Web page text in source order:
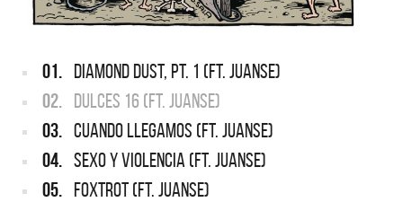
01. DIAMOND DUST, PT. 1 (FT. JUANSE)
02. DULCES 16 (FT. JUANSE)
03. CUANDO LLEGAMOS (FT. JUANSE)
04. SEXO Y VIOLENCIA (FT. JUANSE)
05. FOXTROT (FT. JUANSE)